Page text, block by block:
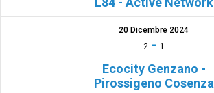
20 Dicembre 2024
2- 1
Ecocity Genzano -
Pirossigeno Cosenza